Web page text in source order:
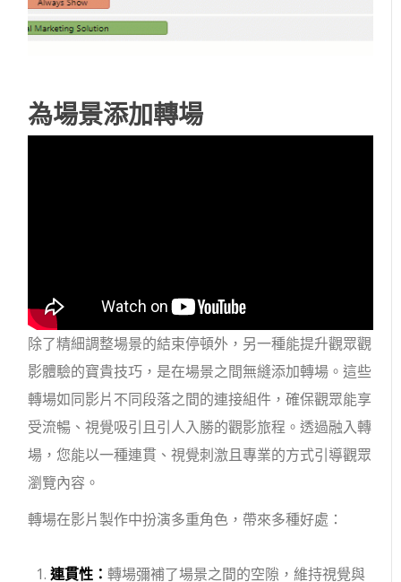
為場景添加轉場
除了精細調整場景的結束停頓外，另一種能提升觀眾觀
影體驗的寶貴技巧，是在場景之間無縫添加轉場。這些
轉場如同影片不同段落之間的連接組件，確保觀眾能享
受流暢、視覺吸引且引人入勝的觀影旅程。透過融入轉
場，您能以一種連貫、視覺刺激且專業的方式引導觀眾
瀏覽內容。
轉場在影片製作中扮演多重角色，帶來多種好處：
連貫性：轉場彌補了場景之間的空隙，維持視覺與